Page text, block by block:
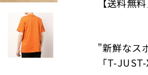
"新鮮なス
「T-JUST-